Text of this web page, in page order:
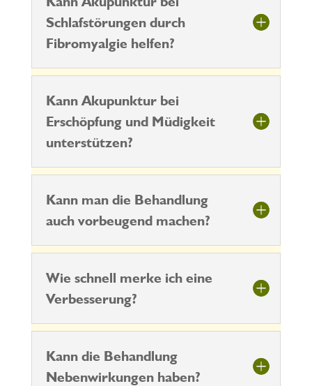
Schlafstörungen durch
Fibromyalgie helfen?
Kann Akupunktur bei
Erschöpfung und Müdigkeit
unterstützen?
Kann man die Behandlung
auch vorbeugend machen?
Wie schnell merke ich eine
Verbesserung?
Kann die Behandlung
Nebenwirkungen haben?